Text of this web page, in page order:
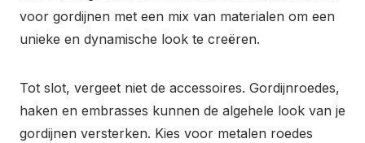
voor gordijnen met een mix van materialen om een
unieke en dynamische look te creëren.
Tot slot, vergeet niet de accessoires. Gordijnroedes,
haken en embrasses kunnen de algehele look van je
gordijnen versterken. Kies voor metalen roedes